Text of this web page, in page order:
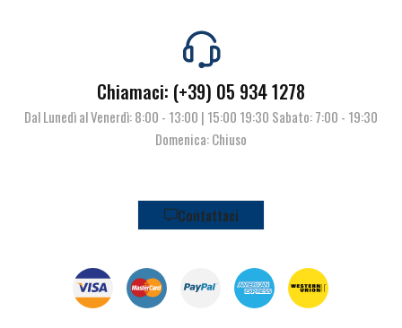
Chiamaci: (+39) 05 934 1278
Dal Lunedì al Venerdì: 8:00 - 13:00 | 15:00 19:30 Sabato: 7:00 - 19:30
Domenica: Chiuso
Contattaci